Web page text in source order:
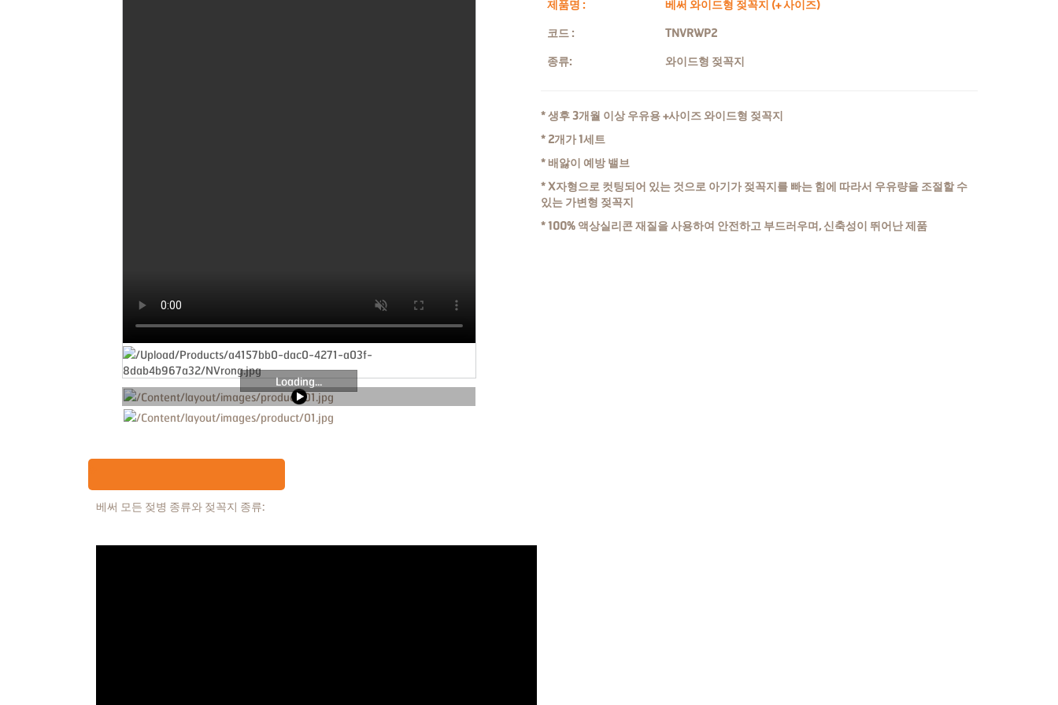
Loading...
제품명 :
베써 와이드형 젖꼭지 (+ 사이즈)
코드 :
TNVRWP2
종류:
와이드형 젖꼭지
* 생후 3개월 이상 우유용 +사이즈 와이드형 젖꼭지
* 2개가 1세트
* 배앓이 예방 밸브
* X자형으로 컷팅되어 있는 것으로 아기가 젖꼭지를 빠는 힘에 따라서 우유량을 조절할 수
있는 가변형 젖꼭지
* 100% 액상실리콘 재질을 사용하여 안전하고 부드러우며, 신축성이 뛰어난 제품
베써 모든 젖병 종류와 젖꼭지 종류: